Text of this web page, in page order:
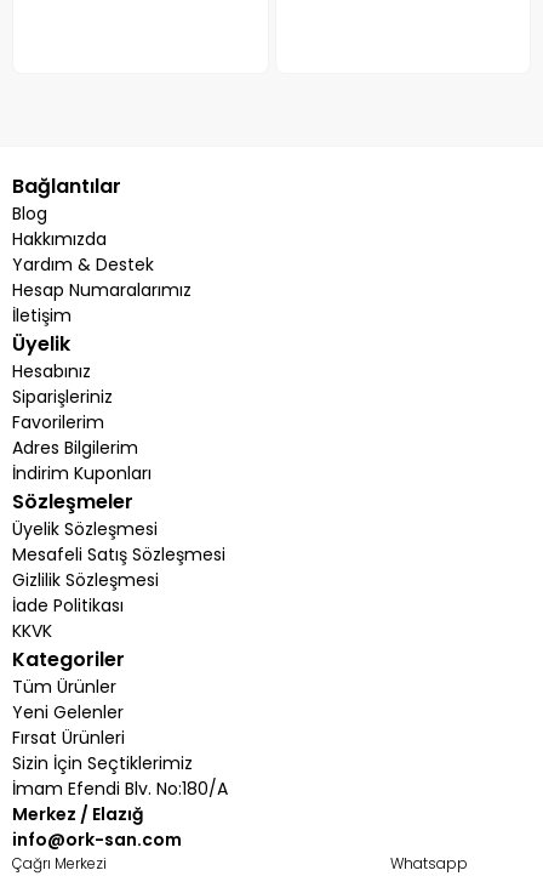
Bağlantılar
Blog
Hakkımızda
Yardım & Destek
Hesap Numaralarımız
İletişim
Üyelik
Hesabınız
Siparişleriniz
Favorilerim
Adres Bilgilerim
İndirim Kuponları
Sözleşmeler
Üyelik Sözleşmesi
Mesafeli Satış Sözleşmesi
Gizlilik Sözleşmesi
İade Politikası
KKVK
Kategoriler
Tüm Ürünler
Yeni Gelenler
Fırsat Ürünleri
Sizin İçin Seçtiklerimiz
İmam Efendi Blv. No:180/A
Merkez / Elazığ
info@ork-san.com
Çağrı Merkezi Whatsapp